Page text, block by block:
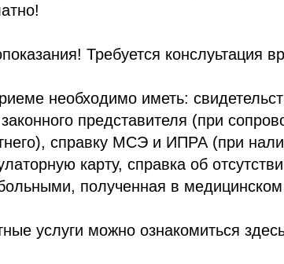
Требуется конслуьтация
необходимо иметь:
представителя (при
справку МСЭ и ИПРА (при
карту, справка об
полученная в
услуги можно ознакомиться